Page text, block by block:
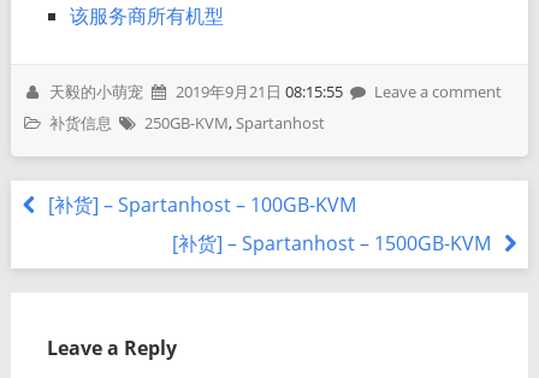
该服务商所有机型
天毅的小萌宠 2019年9月21日 08:15:55
Leave a comment
补货信息
250GB-KVM,Spartanhost
[补货] – Spartanhost – 100GB-KVM
[补货] – Spartanhost – 1500GB-KVM
Leave a Reply